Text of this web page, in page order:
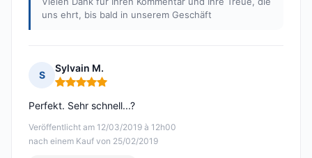
uns ehrt, bis bald in unserem Geschäft
S
Sylvain M.
Hinweis: 5 von 5
Veröffentlicht am 12/03/2019 à 12h00
nach einem Kauf von 25/02/2019
Perfekt. Sehr schnell...?